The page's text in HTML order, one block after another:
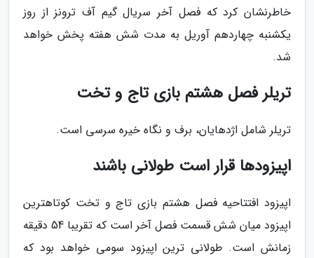
خاطرنشان کرد که فصل آخر سریال گیم آف ترونز از روز
یکشنبه چهاردهم آوریل به مدت شش هفته پخش خواهد
شد.
تریلر فصل هشتم بازی تاج و تخت
تریلر شامل اژدهایان، برف و نگاه خیره سرسی است.
اپیزودها قرار است طولانی باشند
اپیزود افتتاحیه فصل هشتم بازی تاج و تخت کوتاهترین
اپیزود میان شش قسمت فصل آخر است که تقریبا 54 دقیقه
زمانش است. طولانی ترین اپیزود سومی خواهد بود که